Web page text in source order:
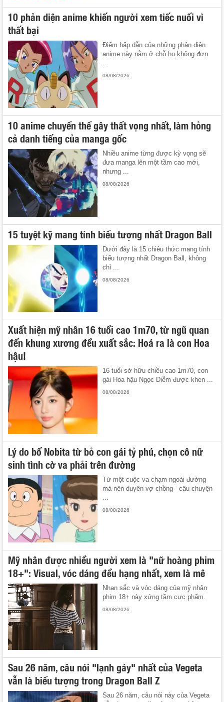
10 phản diện anime khiến người xem tiếc nuối vì
thất bại
Điểm hấp dẫn của những phản diện
anime này nằm ở chỗ họ không đơn
...
08/08/2026
10 anime chuyển thể gây thất vọng nhất, làm hỏng
cả danh tiếng của manga gốc
Nhiều anime từng được kỳ vọng sẽ
đưa manga lên một tầm cao mới,
nhưng ...
08/08/2026
15 tuyệt kỹ mang tính biểu tượng nhất Dragon Ball
Dưới đây là 15 chiêu thức mang tính
biểu tượng nhất Dragon Ball, không
chỉ ...
08/08/2026
Xuất hiện mỹ nhân 16 tuổi cao 1m70, từ ngũ quan
đến khung xương đều xuất sắc: Hoá ra là con Hoa
hậu!
16 tuổi sở hữu chiều cao 1m70, con
gái Hoa hậu Ngọc Diễm được khen ...
08/08/2026
Lý do bố Nobita từ bỏ con gái tỷ phú, chọn cô nữ
sinh tình cờ va phải trên đường
Từ một cuộc va chạm ngoài đường
mà nên duyên vợ chồng - câu chuyện
08/08/2026
Mỹ nhân được nhiều người xem là "nữ hoàng phim
18+": Visual, vóc dáng đều hạng nhất, xem là mê
Nhan sắc và vóc dáng của mỹ nhân
phim 18+ này xứng tầm cực phẩm.
08/08/2026
Sau 26 năm, câu nói "lạnh gáy" nhất của Vegeta
vẫn là biểu tượng trong Dragon Ball Z
Sau 26 năm, câu nói này của Vegeta